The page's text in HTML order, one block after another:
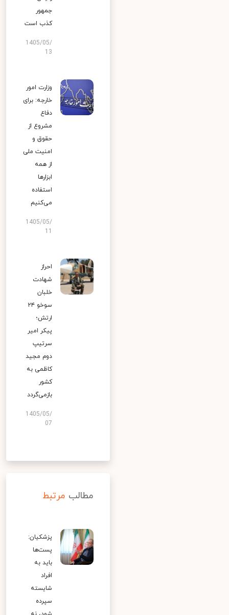
جمهور
کذب است
1405/05/
13
وزارت امور
خارجه: برای
دفاع
مشروع از
حقوق و
امنیت ملی
از همه
ابزارها
استفاده
می‌کنیم
1405/05/
احراز
شهادت
خلبان
سوخو ۲۴
ارتش؛
پیکر امیر
سرتیپ
دوم مجید
کاظمی به
کشور
بازمی‌گردد
1405/05/
07
مطالب مرتبط
پزشکیان:
پست‌ها
باید به
افراد
شایسته
سپرده